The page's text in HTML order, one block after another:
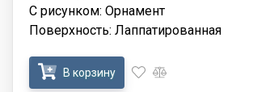
С рисунком: Орнамент
Поверхность: Лаппатированная
В корзину